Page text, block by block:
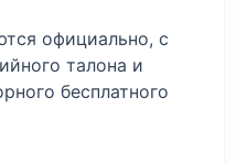
официально, с
талона и
бесплатного